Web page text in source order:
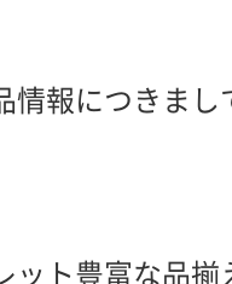
情報につきま
ット豊富な品揃